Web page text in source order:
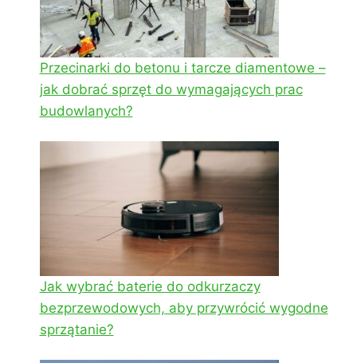
Przecinarki do betonu i tarcze diamentowe –
jak dobrać sprzęt do wymagających prac
budowlanych?
Jak wybrać baterie do odkurzaczy
bezprzewodowych, aby przywrócić wygodne
sprzątanie?